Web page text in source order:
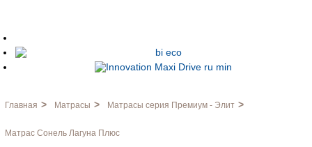
Главная > Матрасы > Матрасы серия Премиум - Элит >
Матрас Сонель Лагуна Плюс